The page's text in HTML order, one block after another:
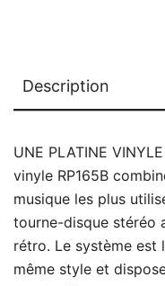
Description
UNE PLATINE
vinyle RP165B
musique les plus
tourne-disque stéréo
rétro. Le système est
même style et